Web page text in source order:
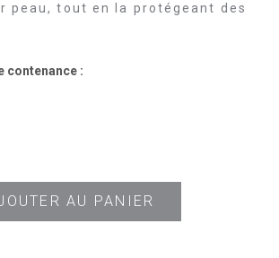
peau, tout en la protégeant des
contenance :
AU PANIER